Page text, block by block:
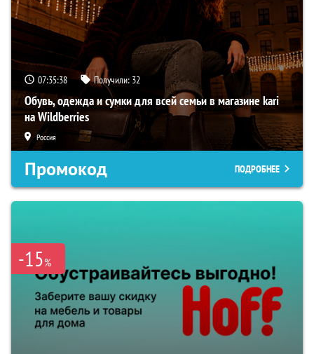
07:35:37 Получили: 32
Обувь, одежда и сумки для всей семьи в магазине kari
на Wildberries
Россия
Промокод ПОДРОБНЕЕ
-15%